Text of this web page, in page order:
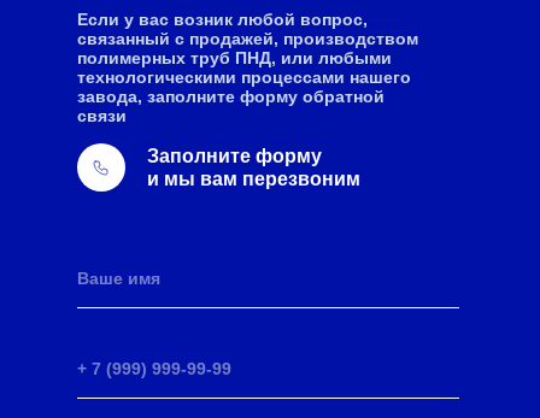
Если у вас возник любой вопрос,
связанный с продажей, производством
полимерных труб ПНД, или любыми
технологическими процессами нашего
завода, заполните форму обратной
связи
Заполните форму
и мы вам перезвоним